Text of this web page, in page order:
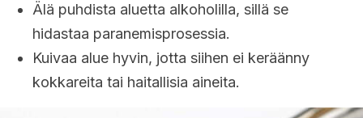
Älä puhdista aluetta alkoholilla, sillä se
hidastaa paranemisprosessia.
Kuivaa alue hyvin, jotta siihen ei keräänny
kokkareita tai haitallisia aineita.